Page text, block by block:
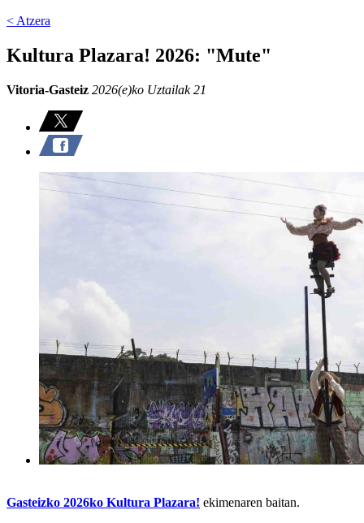
< Atzera
Kultura Plazara! 2026: "Mute"
Vitoria-Gasteiz 2026(e)ko Uztailak 21
Gasteizko 2026ko Kultura Plazara! ekimenaren baitan.